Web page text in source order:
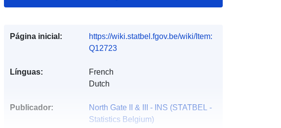
Página inicial:
https://wiki.statbel.fgov.be/wiki/Item:
Q12723
Línguas:
French
Dutch
Publicador:
North Gate II & III - INS (STATBEL -
Statistics Belgium)